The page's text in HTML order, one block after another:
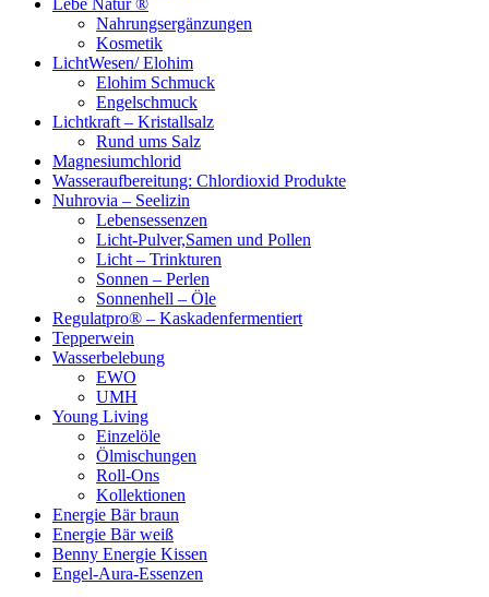
Nahrungsergänzungen
Kosmetik
LichtWesen/ Elohim
Elohim Schmuck
Engelschmuck
Lichtkraft – Kristallsalz
Rund ums Salz
Magnesiumchlorid
Wasseraufbereitung: Chlordioxid Produkte
Nuhrovia – Seelizin
Lebensessenzen
Licht-Pulver,Samen und Pollen
Licht – Trinkturen
Sonnen – Perlen
Sonnenhell – Öle
Regulatpro® – Kaskadenfermentiert
Tepperwein
Wasserbelebung
EWO
UMH
Young Living
Einzelöle
Ölmischungen
Roll-Ons
Kollektionen
Energie Bär braun
Energie Bär weiß
Benny Energie Kissen
Engel-Aura-Essenzen